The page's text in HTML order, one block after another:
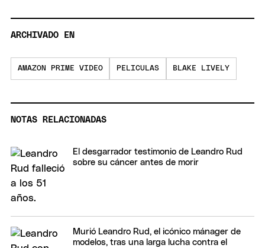
ARCHIVADO EN
AMAZON PRIME VIDEO PELICULAS BLAKE LIVELY
NOTAS RELACIONADAS
El desgarrador testimonio de Leandro Rud
sobre su cáncer antes de morir
Murió Leandro Rud, el icónico mánager de
modelos, tras una larga lucha contra el